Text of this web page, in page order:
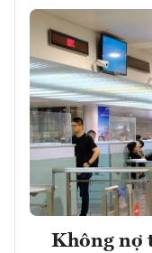
Không nợ